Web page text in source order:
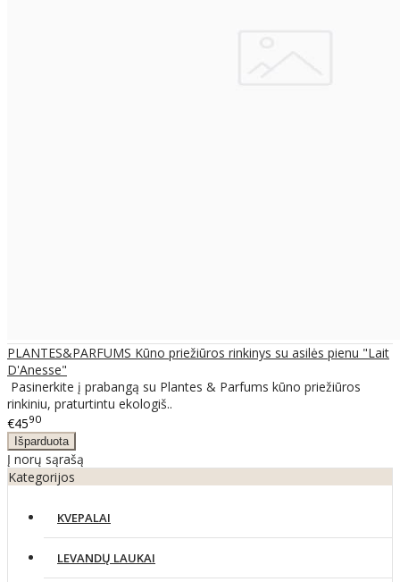
PLANTES&PARFUMS Kūno priežiūros rinkinys su asilės pienu "Lait
D'Anesse"
Pasinerkite į prabangą su Plantes & Parfums kūno priežiūros
rinkiniu, praturtintu ekologiš..
€4590
Į norų sąrašą
Kategorijos
KVEPALAI
LEVANDŲ LAUKAI